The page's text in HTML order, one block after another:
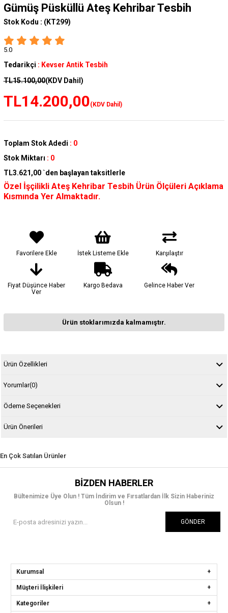
Gümüş Püsküllü Ateş Kehribar Tesbih
Stok Kodu : (KT299)
5.0
Tedarikçi : Kevser Antik Tesbih
TL15.100,00(KDV Dahil)
TL14.200,00(KDV Dahil)
Toplam Stok Adedi : 0
Stok Miktarı : 0
TL3.621,00 `den başlayan taksitlerle
Özel İşçilikli Ateş Kehribar Tesbih Ürün Ölçüleri Açıklama
Kısmında Yer Almaktadır.
Favorilere Ekle İstek Listeme Ekle Karşılaştır
Fiyat Düşünce Haber
Ver
Kargo Bedava Gelince Haber Ver
Ürün stoklarımızda kalmamıştır.
Ürün Özellikleri
Yorumlar(0)
Ödeme Seçenekleri
Ürün Önerileri
En Çok Satılan Ürünler
BIZDEN HABERLER
Bültenimize Üye Olun ! Tüm İndirim ve Fırsatlardan İlk Sizin Haberiniz
Olsun !
GÖNDER
Kurumsal
Müşteri İlişkileri
Kategoriler